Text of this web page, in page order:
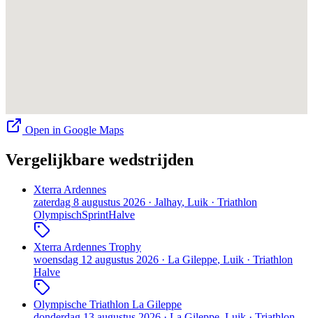
Open in Google Maps
Vergelijkbare wedstrijden
Xterra Ardennes
zaterdag 8 augustus 2026 · Jalhay, Luik · Triathlon
OlympischSprintHalve
Xterra Ardennes Trophy
woensdag 12 augustus 2026 · La Gileppe, Luik · Triathlon
Halve
Olympische Triathlon La Gileppe